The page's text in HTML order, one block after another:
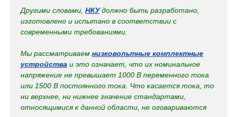
Другими словами, НКУдолжно быть разработано,
изготовлено и испытано в соответствии с
современными требованиями.
Мы рассматриваем низковольтные комплектные
устройства и это означает, что их номинальное
напряжение не превышает 1000 В переменного тока
или 1500 В постоянного тока. Что касается тока, то
ни верхнее, ни нижнее значение стандартами,
относящимися к данной области, не оговариваются